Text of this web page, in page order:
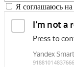
Я соглашаюсь на